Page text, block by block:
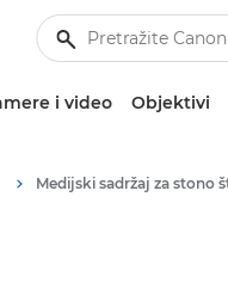
i video Objektivi